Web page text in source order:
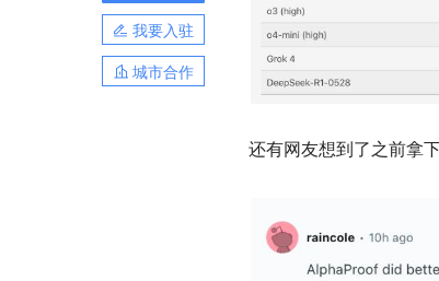
我要入驻
城市合作
还有网友想到了之前拿